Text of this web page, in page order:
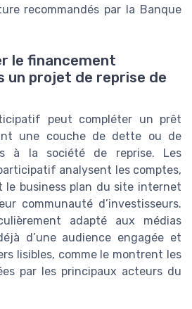
recommandés par la Banque
le financement
projet de reprise de
peut compléter un prêt
une couche de dette ou de
à la société de reprise. Les
analysent les comptes,
le business plan du site internet
communauté d’investisseurs.
adapté aux médias
d’une audience engagée et
lisibles, comme le montrent les
par les principaux acteurs du